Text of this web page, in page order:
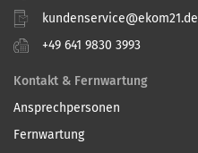
kundenservice@ekom21.de
+49 641 9830 3993
Kontakt & Fernwartung
Ansprechpersonen
Fernwartung